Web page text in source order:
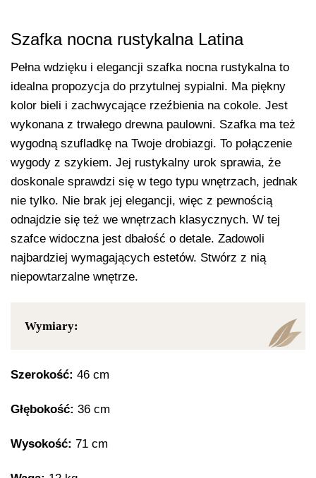
Szafka nocna rustykalna Latina
Pełna wdzięku i elegancji szafka nocna rustykalna to
idealna propozycja do przytulnej sypialni. Ma piękny
kolor bieli i zachwycające rzeźbienia na cokole. Jest
wykonana z trwałego drewna paulowni. Szafka ma też
wygodną szufladkę na Twoje drobiazgi. To połączenie
wygody z szykiem. Jej rustykalny urok sprawia, że
doskonale sprawdzi się w tego typu wnętrzach, jednak
nie tylko. Nie brak jej elegancji, więc z pewnością
odnajdzie się też we wnętrzach klasycznych. W tej
szafce widoczna jest dbałość o detale. Zadowoli
najbardziej wymagających estetów. Stwórz z nią
niepowtarzalne wnętrze.
Wymiary:
Szerokość: 46 cm
Głębokość: 36 cm
Wysokość: 71 cm